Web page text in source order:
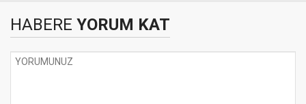
HABERE YORUM KAT